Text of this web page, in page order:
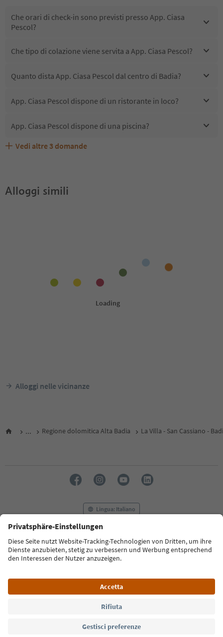
Che orari di check-in sono previsti presso App. Ciasa
Pescol?
Che tipo di colazione viene servita a App. Ciasa Pescol?
Quanto dista App. Ciasa Pescol dal centro di Badia?
App. Ciasa Pescol dispone di un ristorante in loco?
App. Ciasa Pescol dispone di una piscina?
App. Ciasa Pescol accetta animali domestici?
Quali servizi/attività sono disponibili presso App. Ciasa
Gli ospiti di App. Ciasa Pescol ricevono l'Alto Adige Guest
Vedi altre 3 domande
Alloggi simili
Alloggi nelle vicinanze
... Regione dolomitica Alta Badia La Villa - San Cassiano -
Lingua: Italiano
FAQ Contatti Press MICE
Privacy Policy
Termini e condizioni
Crediti
Cookie Policy
Alto Adige B2B